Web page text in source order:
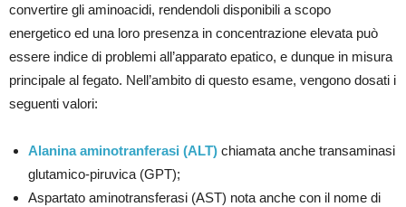
convertire gli aminoacidi, rendendoli disponibili a scopo
energetico ed una loro presenza in concentrazione elevata può
essere indice di problemi all’apparato epatico, e dunque in misura
principale al fegato. Nell’ambito di questo esame, vengono dosati i
seguenti valori:
Alanina aminotranferasi (ALT) chiamata anche transaminasi
glutamico-piruvica (GPT);
Aspartato aminotransferasi (AST) nota anche con il nome di